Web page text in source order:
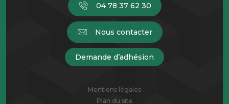
04 78 37 62 30
Nous contacter
Demande d’adhésion
Mentions légales
Plan du site